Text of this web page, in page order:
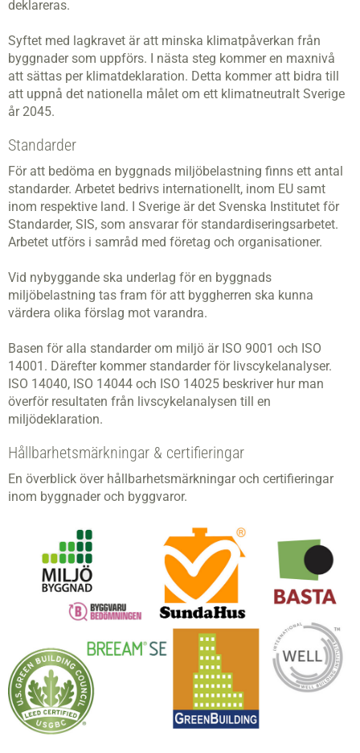
deklareras.
Syftet med lagkravet är att minska klimatpåverkan från
byggnader som uppförs. I nästa steg kommer en maxnivå
att sättas per klimatdeklaration. Detta kommer att bidra till
att uppnå det nationella målet om ett klimatneutralt Sverige
år 2045.
Standarder
För att bedöma en byggnads miljöbelastning finns ett antal
standarder. Arbetet bedrivs internationellt, inom EU samt
inom respektive land. I Sverige är det Svenska Institutet för
Standarder, SIS, som ansvarar för standardiseringsarbetet.
Arbetet utförs i samråd med företag och organisationer.
Vid nybyggande ska underlag för en byggnads
miljöbelastning tas fram för att byggherren ska kunna
värdera olika förslag mot varandra.
Basen för alla standarder om miljö är ISO 9001 och ISO
14001. Därefter kommer standarder för livscykelanalyser.
ISO 14040, ISO 14044 och ISO 14025 beskriver hur man
överför resultaten från livscykelanalysen till en
miljödeklaration.
Hållbarhetsmärkningar & certifieringar
En överblick över hållbarhetsmärkningar och certifieringar
inom byggnader och byggvaror.